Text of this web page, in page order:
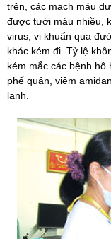
trên, các mạch máu
được tưới máu nhiều,
virus, vi khuẩn qua
khác kém đi. Tỷ lệ
kém mắc các bệnh hô
phế quản, viêm
lạnh.